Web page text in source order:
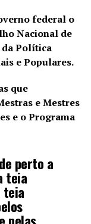
federal o
Nacional de
da Política
e Populares.
que
e Mestres
e o Programa
perto a
teia
teia
pelas